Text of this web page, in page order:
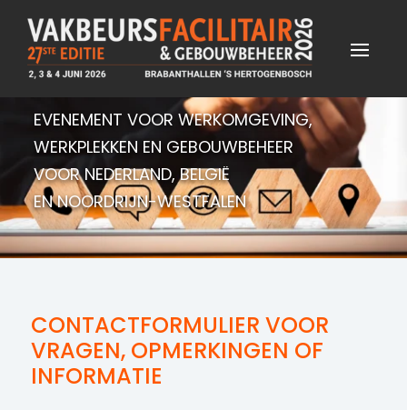
EVENEMENT VOOR WERKOMGEVING,
WERKPLEKKEN EN GEBOUWBEHEER
VOOR NEDERLAND, BELGIË
EN NOORDRIJN-WESTFALEN
CONTACTFORMULIER VOOR
VRAGEN, OPMERKINGEN OF
INFORMATIE